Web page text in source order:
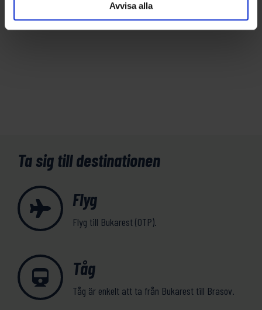
Avvisa alla
Ta sig till destinationen
Flyg
Flyg till Bukarest (OTP).
Tåg
Tåg är enkelt att ta från Bukarest till Brasov.